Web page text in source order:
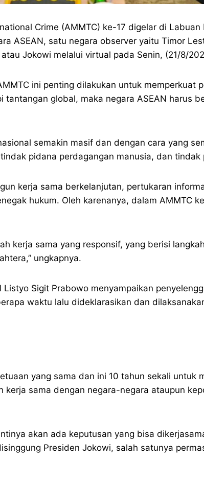
Crime (AMMTC) ke-17 digelar di
ASEAN, satu negara observer yaitu Timor
Jokowi melalui virtual pada Senin, (21/8/
ini penting dilakukan untuk memperkuat
tantangan global, maka negara ASEAN harus
semakin masif dan dengan cara yang
pidana perdagangan manusia, dan tindak
kerja sama berkelanjutan, pertukaran
hukum. Oleh karenanya, dalam AMMTC
kerja sama yang responsif, yang berisi
ungkapnya.
Sigit Prabowo menyampaikan
waktu lalu dideklarasikan dan
yang sama dan ini 10 tahun sekali untuk
sama dengan negara-negara ataupun
akan ada keputusan yang bisa
Presiden Jokowi, salah satunya